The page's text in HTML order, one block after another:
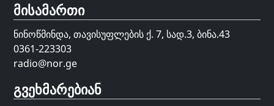
მისამართი
ნინოწმინდა, თავისუფლების ქ. 7, სად.3, ბინა.43
0361-223303
radio@nor.ge
გვეხმარებიან